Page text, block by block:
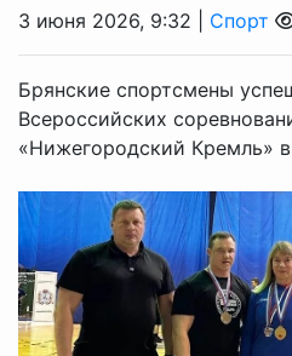
3 июня 2026, 9:32 | Спорт
Брянские спортсмены
Всероссийских
«Нижегородский Кремль»